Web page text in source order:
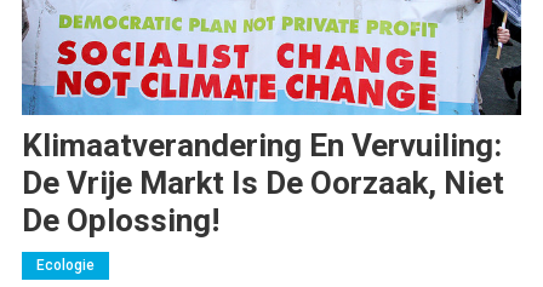
Klimaatverandering En Vervuiling:
De Vrije Markt Is De Oorzaak, Niet
De Oplossing!
Ecologie